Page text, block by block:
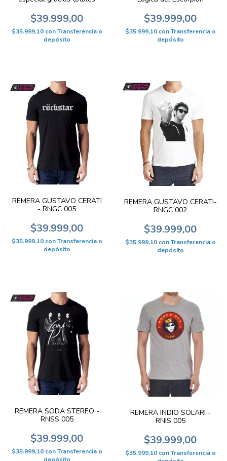
$39.999,00
$35.999,10 con Transferencia o
depósito
$39.999,00
$35.999,10 con Transferencia o
depósito
REMERA GUSTAVO CERATI
- RNGC 005
$39.999,00
$35.999,10 con Transferencia o
depósito
REMERA GUSTAVO CERATI-
RNGC 002
$39.999,00
$35.999,10 con Transferencia o
depósito
REMERA SODA STEREO -
RNSS 005
$39.999,00
$35.999,10 con Transferencia o
REMERA INDIO SOLARI -
RNIS 005
$39.999,00
$35.999,10 con Transferencia o